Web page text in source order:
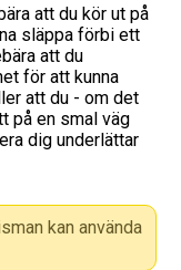
att du kör ut på
släppa förbi ett
att du
för att kunna
att du - om det
på en smal väg
dig underlättar
kan använda